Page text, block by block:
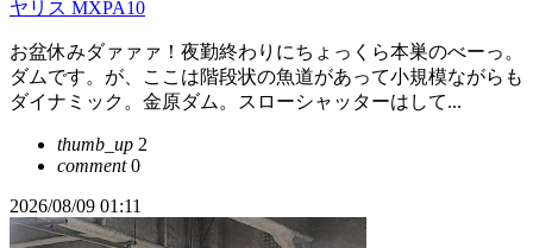
ヤリス MXPA10
お盆休みダァァァ！夜勤終わりにちょっくら本巣のべーっ。
ダムです。が、ここは階段状の魚道があって小規模ながらも
ダイナミック。金原ダム。スローシャッターはして...
thumb_up 2
comment0
2026/08/09 01:11